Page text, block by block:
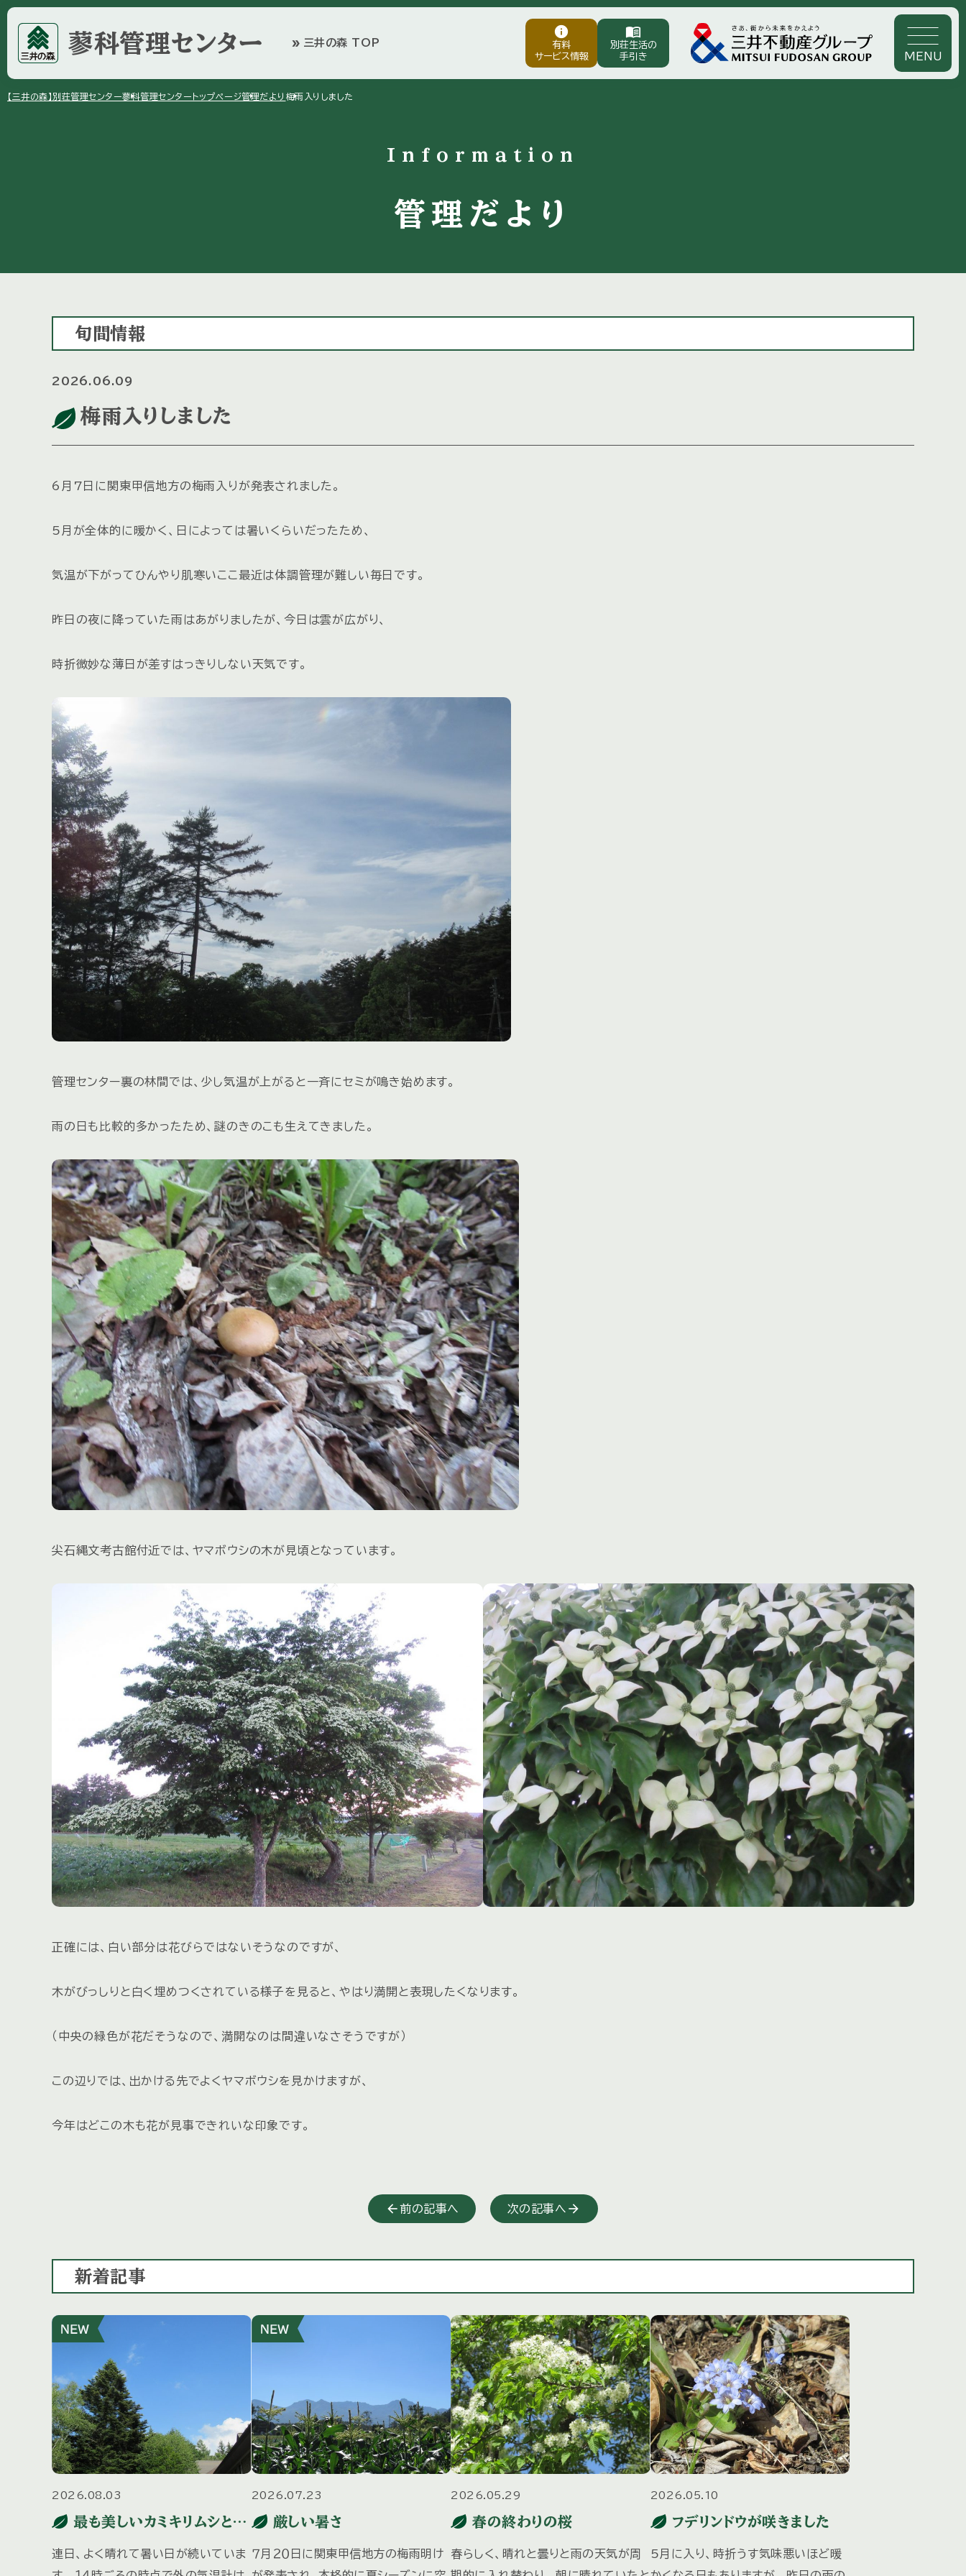
蓼科管理センター double_arrow 三井の森 TOP
info
有料
サービス情報
menu_book
別荘生活の
手引き
MENU
【三井の森】 別荘管理センター arrow_right
蓼科管理センター トップページ arrow_right
管理だより arrow_right
梅雨入りしました
Information
管理だより
旬間情報
2026.06.09
梅雨入りしました
6月7日に関東甲信地方の梅雨入りが発表されました。
5月が全体的に暖かく、日によっては暑いくらいだったため、
気温が下がってひんやり肌寒いここ最近は体調管理が難しい毎日です。
昨日の夜に降っていた雨はあがりましたが、今日は雲が広がり、
時折微妙な薄日が差すはっきりしない天気です。
管理センター裏の林間では、少し気温が上がると一斉にセミが鳴き始めます。
雨の日も比較的多かったため、謎のきのこも生えてきました。
尖石縄文考古館付近では、ヤマボウシの木が見頃となっています。
正確には、白い部分は花びらではないそうなのですが、
木がびっしりと白く埋めつくされている様子を見ると、やはり満開と表現したくなります。
（中央の緑色が花だそうなので、満開なのは間違いなさそうですが）
この辺りでは、出かける先でよくヤマボウシを見かけますが、
今年はどこの木も花が見事できれいな印象です。
前の記事へ 次の記事へ
新着記事
2026.08.03
最も美しいカミキリムシと、
連日、よく晴れて暑い日が続いていま
2026.07.23
厳しい暑さ
７月２０日に関東甲信地方の梅雨明け
2026.05.29
春の終わりの桜
春らしく、晴れと曇りと雨の天気が周
2026.05.10
フデリンドウが咲きました
5月に入り、時折うす気味悪いほど暖